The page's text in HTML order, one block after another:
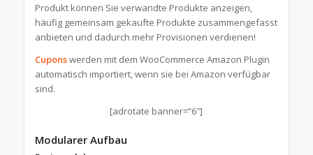
Produkt können Sie verwandte Produkte anzeigen,
häufig gemeinsam gekaufte Produkte zusammengefasst
anbieten und dadurch mehr Provisionen verdienen!
Cuponswerden mit dem WooCommerce Amazon Plugin
automatisch importiert, wenn sie bei Amazon verfügbar
sind.
[adrotate banner=“6″]
Modularer Aufbau